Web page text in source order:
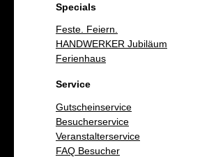
Specials
Feste. Feiern.
HANDWERKER Jubiläum
Ferienhaus
Service
Gutscheinservice
Besucherservice
Veranstalterservice
FAQ Besucher